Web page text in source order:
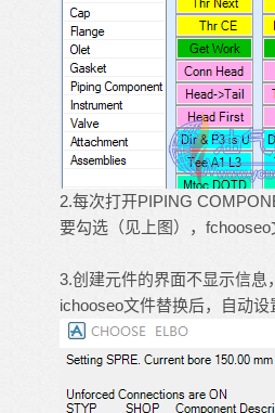
2.每次打开PIPING
要勾选（见上图），fchooseo
3.创建元件的界面不显示信息
ichooseo文件替换后，自动设